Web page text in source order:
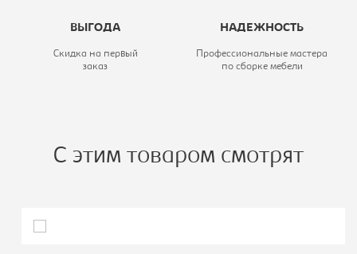
ВЫГОДА
Скидка на первый
заказ
НАДЕЖНОСТЬ
Профессиональные мастера
по сборке мебели
С этим товаром смотрят